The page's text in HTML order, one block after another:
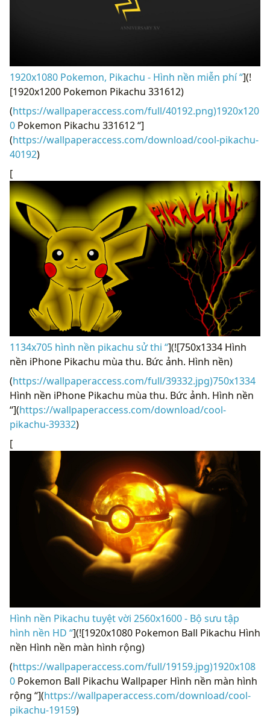
1920x1080 Pokemon, Pikachu - Hình nền miễn phí “](!
[1920x1200 Pokemon Pikachu 331612)
(https://wallpaperaccess.com/full/40192.png)1920x120
0 Pokemon Pikachu 331612 “]
(https://wallpaperaccess.com/download/cool-pikachu-
40192)
[
1134x705 hình nền pikachu sử thi “](![750x1334 Hình
nền iPhone Pikachu mùa thu. Bức ảnh. Hình nền)
(https://wallpaperaccess.com/full/39332.jpg)750x1334
Hình nền iPhone Pikachu mùa thu. Bức ảnh. Hình nền
“](https://wallpaperaccess.com/download/cool-
pikachu-39332)
[
Hình nền Pikachu tuyệt vời 2560x1600 - Bộ sưu tập
hình nền HD “](![1920x1080 Pokemon Ball Pikachu Hình
nền Hình nền màn hình rộng)
(https://wallpaperaccess.com/full/19159.jpg)1920x108
0 Pokemon Ball Pikachu Wallpaper Hình nền màn hình
rộng “](https://wallpaperaccess.com/download/cool-
pikachu-19159)